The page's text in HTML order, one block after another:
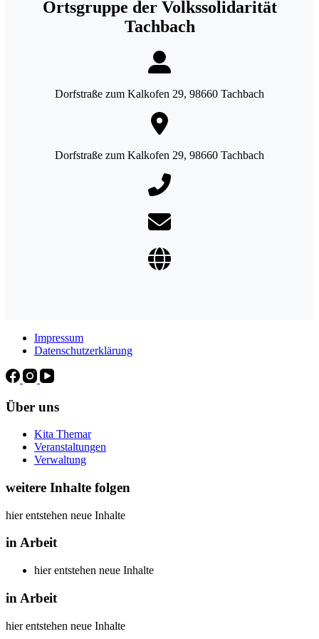
Ortsgruppe der Volkssolidarität
Tachbach
Dorfstraße zum Kalkofen 29, 98660 Tachbach
Dorfstraße zum Kalkofen 29, 98660 Tachbach
Impressum
Datenschutzerklärung
Über uns
Kita Themar
Veranstaltungen
Verwaltung
weitere Inhalte folgen
hier entstehen neue Inhalte
in Arbeit
hier entstehen neue Inhalte
in Arbeit
hier entstehen neue Inhalte